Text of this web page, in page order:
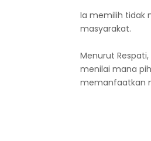
Ia memilih tidak
masyarakat.
Menurut
menilai mana
memanfaatkan